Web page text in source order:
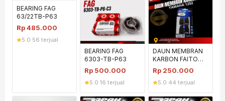
BEARING FAG
63/22TB-P63
Rp485.000
5.0 56 terjual
BEARING FAG
6303-TB-P63
Rp 500.000
5.0 ·16 terjual
DAUN MEMBRAN
KARBON FAITO
YAMAHA 125Z
Rp 250.000
5.0 44 terjual